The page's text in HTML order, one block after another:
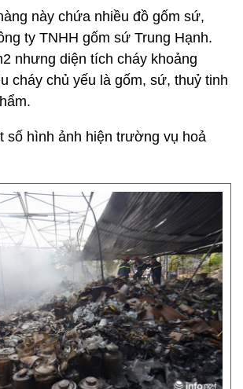
này chứa nhiều đồ gốm sứ,
ty TNHH gốm sứ Trung Hạnh.
nhưng diện tích cháy khoảng
cháy chủ yếu là gốm, sứ, thuỷ tinh
số hình ảnh hiện trường vụ hoả